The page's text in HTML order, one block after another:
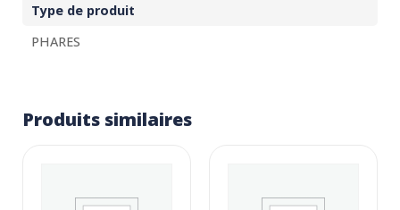
Type de produit
PHARES
Produits similaires